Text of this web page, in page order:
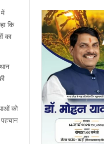
कि
का
को
पहचान